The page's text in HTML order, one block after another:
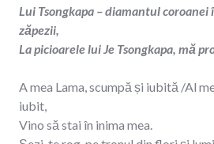
Lui Tsongkapa – diamantul
zăpezii,
La picioarele lui Je Tsongkapa, mă
A mea Lama, scumpă și iubită /Al
iubit,
Vino să stai în inima mea.